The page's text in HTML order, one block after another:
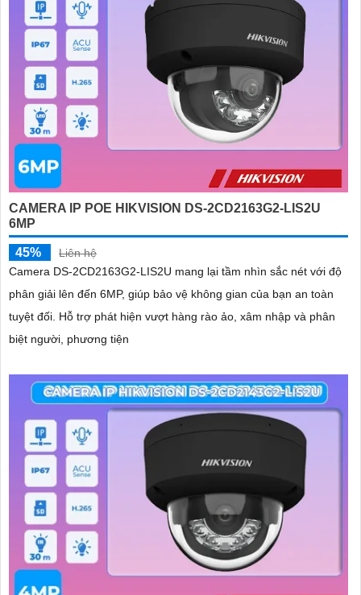
CAMERA IP POE HIKVISION DS-2CD2163G2-LIS2U
6MP
45%
Liên hệ
Camera DS-2CD2163G2-LIS2U mang lại tầm nhìn sắc nét với độ
phân giải lên đến 6MP, giúp bảo vệ không gian của bạn an toàn
tuyệt đối. Hỗ trợ phát hiện vượt hàng rào ảo, xâm nhập và phân
biệt người, phương tiện